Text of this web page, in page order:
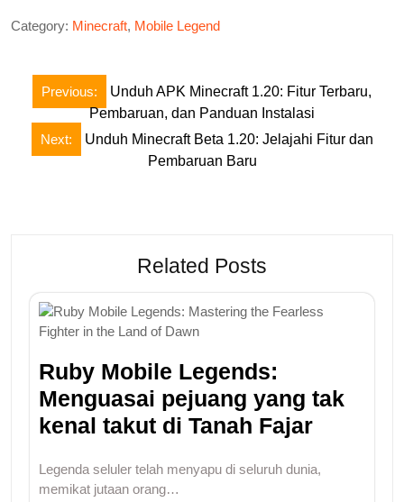
Category: Minecraft, Mobile Legend
Post
navigation
Previous:
Unduh APK Minecraft 1.20: Fitur Terbaru,
Pembaruan, dan Panduan Instalasi
Next:
Unduh Minecraft Beta 1.20: Jelajahi Fitur dan
Pembaruan Baru
Related Posts
Ruby Mobile Legends:
Menguasai pejuang yang tak
kenal takut di Tanah Fajar
Legenda seluler telah menyapu di seluruh dunia,
memikat jutaan orang…